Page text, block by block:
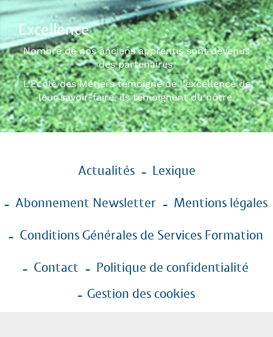
Excellence
Nombre de nos anciens apprentis sont devenus
des partenaires.
L'École des Métiers témoigne de l'excellence de
leur savoir-faire, ils témoignent du nôtre.
de
page
Actualités Lexique
Abonnement Newsletter Mentions légales
Conditions Générales de Services Formation
Contact
Politique de confidentialité
Gestion des cookies